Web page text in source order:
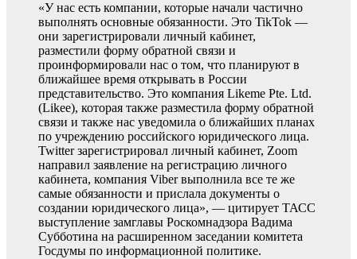
«У нас есть компании, которые начали частично
выполнять основные обязанности. Это TikTok —
они зарегистрировали личный кабинет,
разместили форму обратной связи и
проинформировали нас о том, что планируют в
ближайшее время открывать в России
представительство. Это компания Likeme Pte. Ltd.
(Likee), которая также разместила форму обратной
связи и также нас уведомила о ближайших планах
по учреждению российского юридического лица.
Twitter зарегистрировал личный кабинет, Zoom
направил заявление на регистрацию личного
кабинета, компания Viber выполнила все те же
самые обязанности и прислала документы о
создании юридического лица», — цитирует ТАСС
выступление замглавы Роскомнадзора Вадима
Субботина на расширенном заседании комитета
Госдумы по информационной политике.